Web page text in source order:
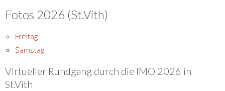
Fotos 2026 (St.Vith)
Freitag
Samstag
Virtueller Rundgang durch die IMO 2026 in
St.Vith